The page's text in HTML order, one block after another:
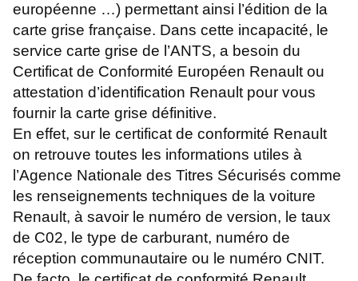
européenne …) permettant ainsi l’édition de la
carte grise française. Dans cette incapacité, le
service carte grise de l’ANTS, a besoin du
Certificat de Conformité Européen Renault ou
attestation d’identification Renault pour vous
fournir la carte grise définitive.
En effet, sur le certificat de conformité Renault
on retrouve toutes les informations utiles à
l’Agence Nationale des Titres Sécurisés comme
les renseignements techniques de la voiture
Renault, à savoir le numéro de version, le taux
de C02, le type de carburant, numéro de
réception communautaire ou le numéro CNIT.